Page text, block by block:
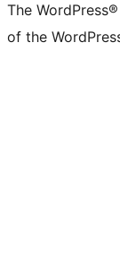
The
of the